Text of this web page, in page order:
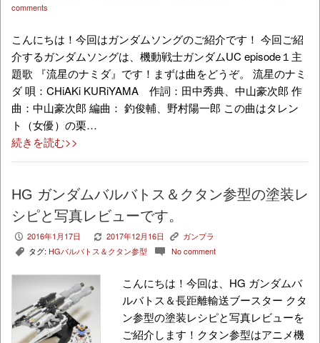
comments
こんにちは！今回はガンダムソングのご紹介です！ 今回ご紹
介するガンダムソングは、機動戦士ガンダムUC episode１主
題歌 『流星のナミダ』です！まずは曲をどうぞ。 流星のナミ
ダ 唄：CHiAKi KURiYAMA 作詞：田中秀典、中山豪次郎 作
曲：中山豪次郎 編曲： 釣俊輔、野村陽一郎 この曲はタレン
ト（女優）の栗…
続きを読む>>
HG ガンダムバルバトス＆クタン参型の塗装レ
シピと写真レビューです。
P 2016年1月17日 V 2017年12月16日 K ガンプラ
, タグ: HGバルバトス＆クタン参型 c No comment
こんにちは！今回は、HG ガンダムバ
ルバトス＆長距離輸送ブースター クタ
ン参型の塗装レシピと写真レビューを
ご紹介します！クタン参型はアニメ機